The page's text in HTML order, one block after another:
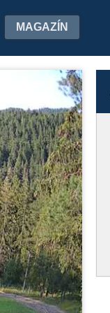
MAGAZÍN